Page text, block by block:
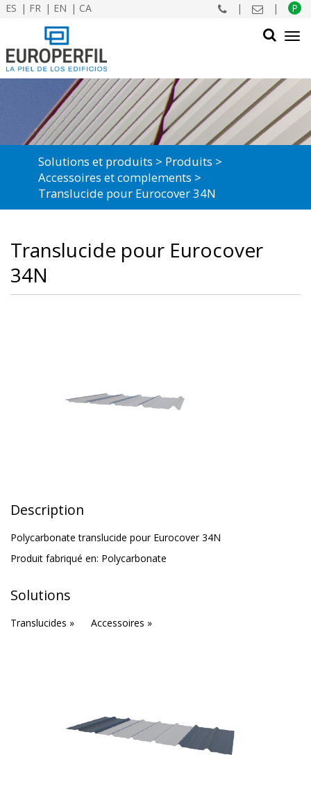
ES FR EN CA | | P
CHERCHER
Solutions et produits
Produits
Accessoires et complements
Translucide pour Eurocover 34N
Translucide pour Eurocover
34N
Description
Polycarbonate translucide pour Eurocover 34N
Produit fabriqué en: Polycarbonate
Solutions
Translucides » Accessoires »